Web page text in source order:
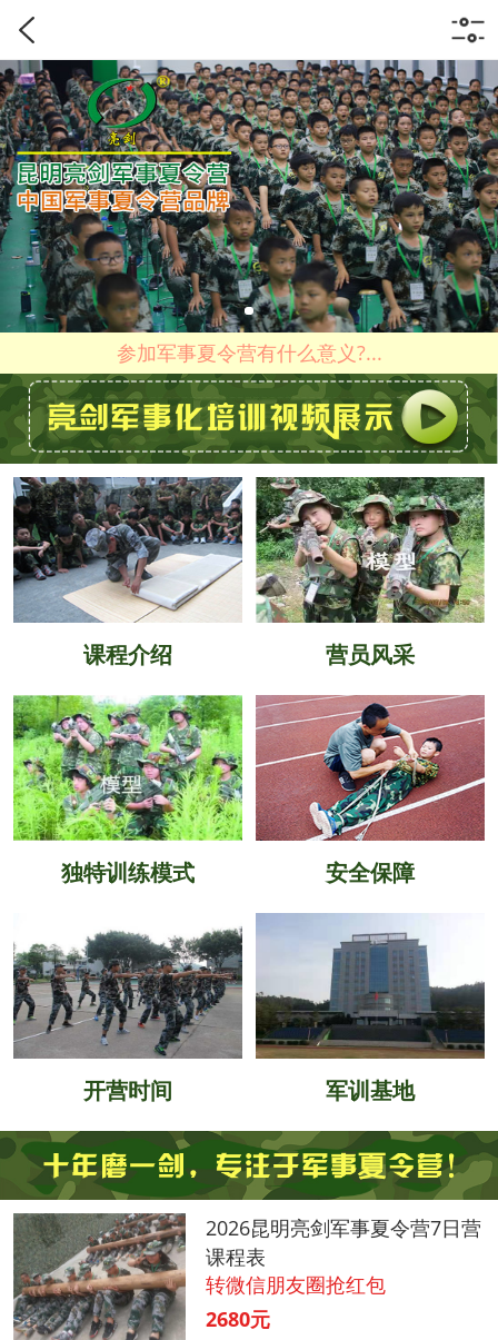
参加军事夏令营有什么意义?...
课程介绍 营员风采
独特训练模式 安全保障
开营时间 军训基地
2026昆明亮剑军事夏令营7日营
课程表
转微信朋友圈抢红包
2680元